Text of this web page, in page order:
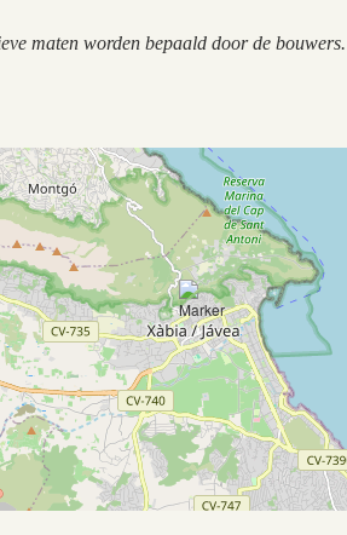
maten worden bepaald door de bouwers.